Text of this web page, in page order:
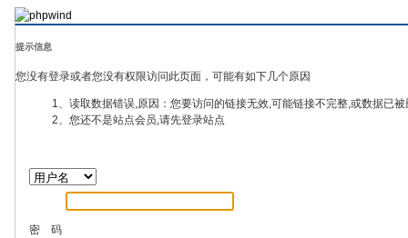
提示信息
您没有登录或者您没有权限访问此页面，可能有如下几个原因
1、读取数据错误,原因：您要访问的链接无效,可能链接不完整,或数据已
2、您还不是站点会员,请先登录站点
密 码